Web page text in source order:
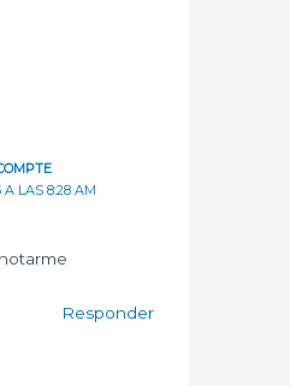
LAS 8:28 AM
Responder